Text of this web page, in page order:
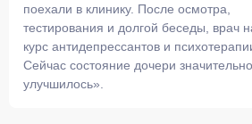
поехали в клинику. После осмотра,
тестирования и долгой беседы, врач
курс антидепрессантов и
Сейчас состояние дочери значительно
улучшилось».